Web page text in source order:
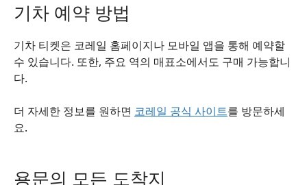
기차 예약 방법
기차 티켓은 코레일 홈페이지나 모바일 앱을 통해 예약할
수 있습니다. 또한, 주요 역의 매표소에서도 구매 가능합니
다.
더 자세한 정보를 원하면 코레일 공식 사이트를 방문하세
요.
용문의 모든 도착지